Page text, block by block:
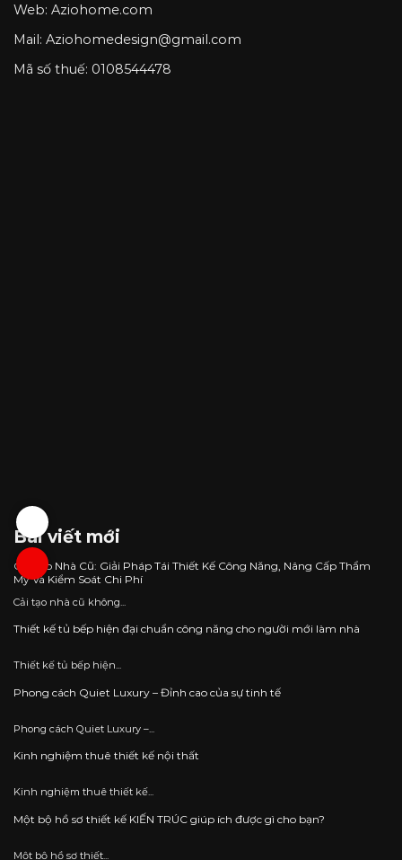
Web: Aziohome.com
Mail: Aziohomedesign@gmail.com
Mã số thuế: 0108544478
Bài viết mới
Cải Tạo Nhà Cũ: Giải Pháp Tái Thiết Kế Công Năng, Nâng Cấp Thẩm
Mỹ Và Kiểm Soát Chi Phí
Cải tạo nhà cũ không...
Thiết kế tủ bếp hiện đại chuẩn công năng cho người mới làm nhà
Thiết kế tủ bếp hiện...
Phong cách Quiet Luxury – Đỉnh cao của sự tinh tế
Phong cách Quiet Luxury –...
Kinh nghiệm thuê thiết kế nội thất
Kinh nghiệm thuê thiết kế...
Một bộ hồ sơ thiết kế KIẾN TRÚC giúp ích được gì cho bạn?
Một bộ hồ sơ thiết...